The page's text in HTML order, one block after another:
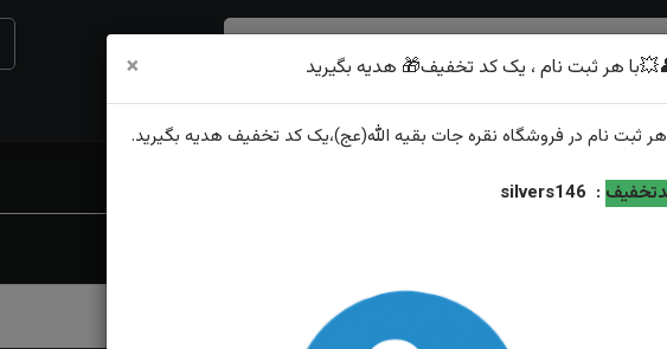
گران‌ترین
هر ثبت نام ، یک کد تخفیف🎁 هدیه بگیرید ×
ثبت نام در فروشگاه نقره جات بقیه الله(عج)،یک کد تخفیف هدیه بگیرید.
:
silvers146